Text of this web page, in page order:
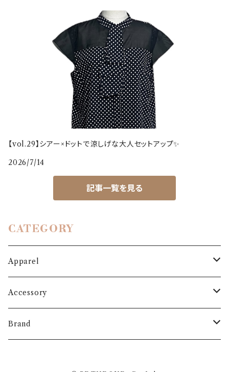
【vol.29】シアー×ドットで涼しげな大人セットアップ✨
2026/7/14
記事一覧を見る
CATEGORY
Apparel
Outer
Coat
Bottoms
Accessory
Shoes
Brand